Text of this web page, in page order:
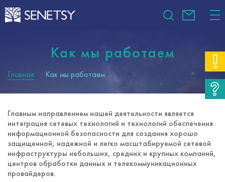
Как мы работаем
Главная Как мы работаем
Главным направлением нашей деятельности является
интеграция сетевых технологий и технологий обеспечения
информационной безопасности для создания хорошо
защищенной, надежной и легко масштабируемой сетевой
инфраструктуры небольших, средних и крупных компаний,
центров обработки данных и телекоммуникационных
провайдеров.